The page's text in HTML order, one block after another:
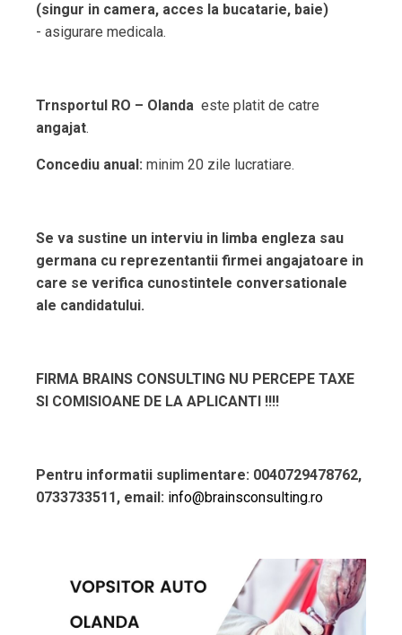
(singur in camera, acces la bucatarie, baie)
- asigurare medicala.
Trnsportul RO – Olanda este platit de catre
angajat.
Concediu anual: minim 20 zile lucratiare.
Se va sustine un interviu in limba engleza sau
germana cu reprezentantii firmei angajatoare in
care se verifica cunostintele conversationale
ale candidatului.
FIRMA BRAINS CONSULTING NU PERCEPE TAXE
SI COMISIOANE DE LA APLICANTI !!!!
Pentru informatii suplimentare: 0040729478762,
0733733511, email: info@brainsconsulting.ro